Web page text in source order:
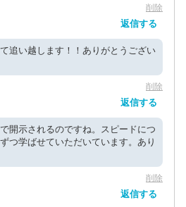
削除
返信する
追い越します！！ありがとうござい
削除
返信する
開示されるのですね。スピードにつ
つ学ばせていただいています。あり
削除
返信する